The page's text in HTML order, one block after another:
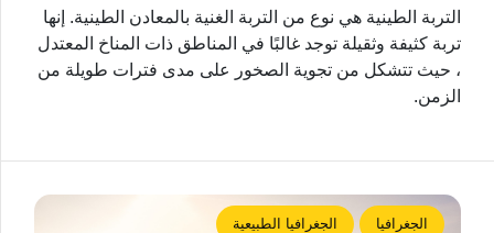
التربة الطينية هي نوع من التربة الغنية بالمعادن الطينية. إنها
تربة كثيفة وثقيلة توجد غالبًا في المناطق ذات المناخ المعتدل
، حيث تتشكل من تجوية الصخور على مدى فترات طويلة من
الزمن.
الجغرافيا الجغرافيا الطبيعية